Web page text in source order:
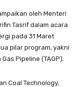
oleh Menteri
Tasrif dalam acara
pada 31 Maret
pilar program, yakni
Pipeline (TAGP).
Coal Technology,